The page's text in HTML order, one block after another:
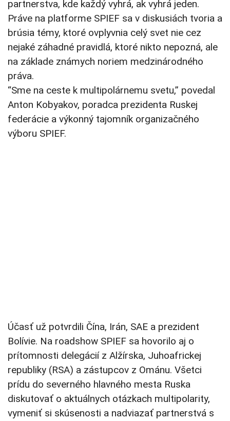
partnerstva, kde každý vyhrá, ak vyhrá jeden.
Práve na platforme SPIEF sa v diskusiách tvoria a
brúsia témy, ktoré ovplyvnia celý svet nie cez
nejaké záhadné pravidlá, ktoré nikto nepozná, ale
na základe známych noriem medzinárodného
práva.
“Sme na ceste k multipolárnemu svetu,” povedal
Anton Kobyakov, poradca prezidenta Ruskej
federácie a výkonný tajomník organizačného
výboru SPIEF.
Účasť už potvrdili Čína, Irán, SAE a prezident
Bolívie. Na roadshow SPIEF sa hovorilo aj o
prítomnosti delegácií z Alžírska, Juhoafrickej
republiky (RSA) a zástupcov z Ománu. Všetci
prídu do severného hlavného mesta Ruska
diskutovať o aktuálnych otázkach multipolarity,
vymeniť si skúsenosti a nadviazať partnerstvá s